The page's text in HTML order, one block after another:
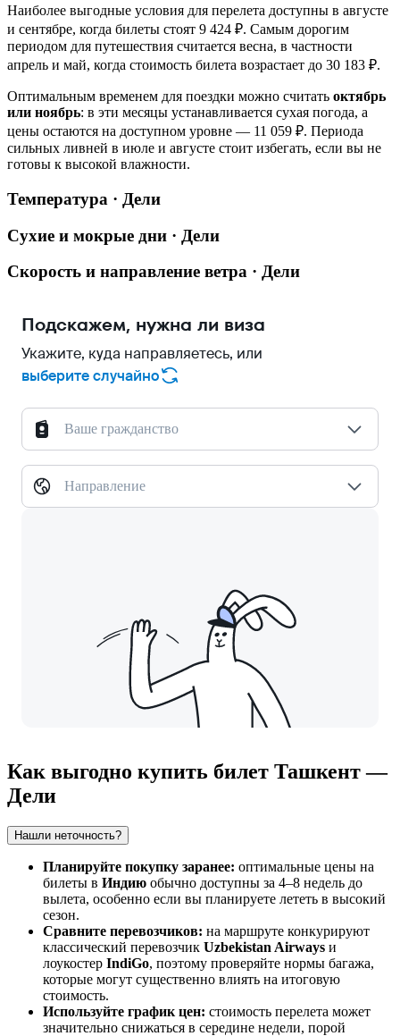
Наиболее выгодные условия для перелета доступны в августе
и сентябре, когда билеты стоят 9 424 ₽. Самым дорогим
периодом для путешествия считается весна, в частности
апрель и май, когда стоимость билета возрастает до 30 183 ₽.
Оптимальным временем для поездки можно считать октябрь
или ноябрь: в эти месяцы устанавливается сухая погода, а
цены остаются на доступном уровне — 11 059 ₽. Периода
сильных ливней в июле и августе стоит избегать, если вы не
готовы к высокой влажности.
Температура · Дели
Сухие и мокрые дни · Дели
Скорость и направление ветра · Дели
Подскажем, нужна ли виза
Укажите, куда направляетесь, или
выберите случайно
Ваше гражданство
Направление
Как выгодно купить билет Ташкент —
Дели
Нашли неточность?
Планируйте покупку заранее: оптимальные цены на
билеты в Индию обычно доступны за 4–8 недель до
вылета, особенно если вы планируете лететь в высокий
сезон.
Сравните перевозчиков: на маршруте конкурируют
классический перевозчик Uzbekistan Airways и
лоукостер IndiGo, поэтому проверяйте нормы багажа,
которые могут существенно влиять на итоговую
стоимость.
Используйте график цен: стоимость перелета может
значительно снижаться в середине недели, порой